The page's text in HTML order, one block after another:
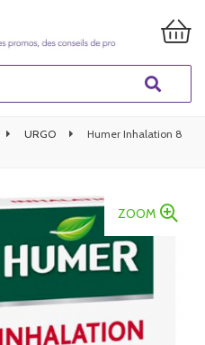
URGO
Humer Inhalation 8
ZOOM